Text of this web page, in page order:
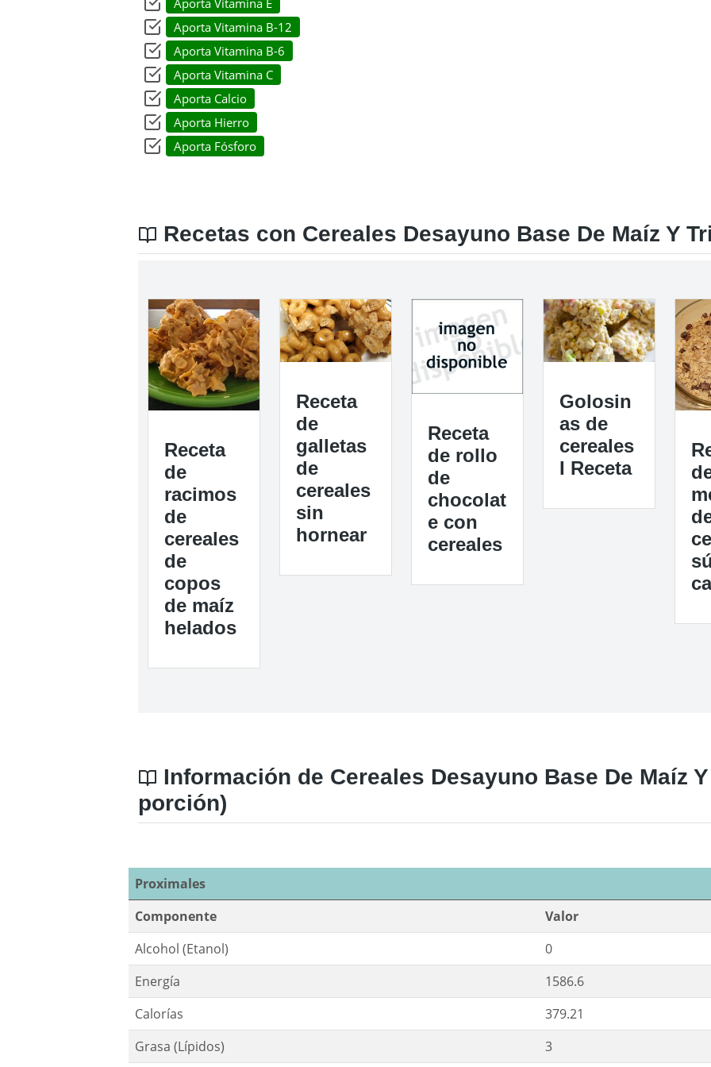
Aporta Vitamina B-12
Aporta Vitamina B-6
Aporta Vitamina C
Aporta Calcio
Aporta Hierro
Aporta Fósforo
Recetas con Cereales Desayuno Base De Maíz Y
Receta
de
racimos
de
cereales
de
copos
de maíz
helados
Receta
de
galletas
de
cereales
sin
hornear
Receta
de rollo
de
chocolat
e con
cereales
Golosin
as de
cereales
I Receta
Información de Cereales Desayuno Base De Maíz
porción)
Proximales
Componente
Valor
Alcohol (Etanol)
0
Energía
1586.6
Calorías
379.21
Grasa (Lípidos)
3